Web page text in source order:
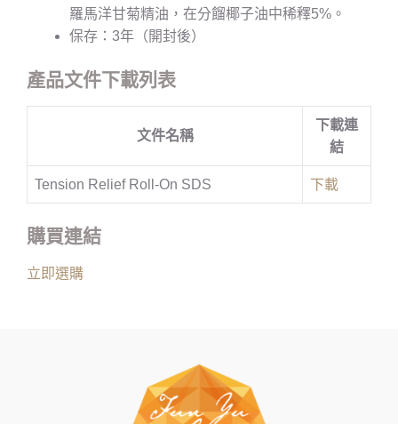
羅馬洋甘菊精油，在分餾椰子油中稀釋5%。
保存：3年（開封後）
產品文件下載列表
文件名稱
下載連
結
Tension Relief Roll-On SDS 下載
購買連結
立即選購